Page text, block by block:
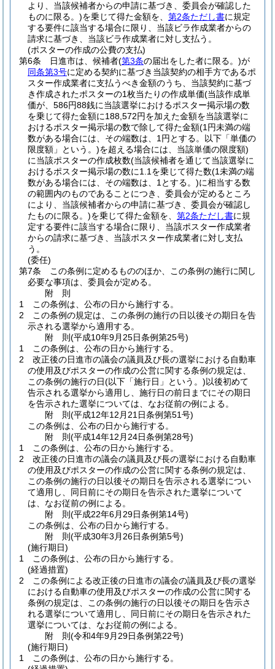
より、当該候補者からの申請に基づき、委員会が確認した
ものに限る。)を乗じて得た金額を、 第2条ただし書に規定
する要件に該当する場合に限り、当該ビラ作成業者からの
請求に基づき、当該ビラ作成業者に対し支払う。
(ポスターの作成の公費の支払)
第6条
日進市は、候補者(第3条の届出をした者に限る。)が
同条第3号に定める契約に基づき当該契約の相手方であるポ
スター作成業者に支払うべき金額のうち、当該契約に基づ
き作成されたポスターの1枚当たりの作成単価(当該作成単
価が、586円88銭に当該選挙におけるポスター掲示場の数
を乗じて得た金額に188,572円を加えた金額を当該選挙に
おけるポスター掲示場の数で除して得た金額(1円未満の端
数がある場合には、その端数は、1円とする。以下「単価の
限度額」という。)を超える場合には、当該単価の限度額)
に当該ポスターの作成枚数(当該候補者を通じて当該選挙に
おけるポスター掲示場の数に1.1を乗じて得た数(1未満の端
数がある場合には、その端数は、1とする。)に相当する数
の範囲内のものであることにつき、委員会が定めるところ
により、当該候補者からの申請に基づき、委員会が確認し
たものに限る。)を乗じて得た金額を、 第2条ただし書に規
定する要件に該当する場合に限り、当該ポスター作成業者
からの請求に基づき、当該ポスター作成業者に対し支払
う。
(委任)
第7条
この条例に定めるもののほか、この条例の施行に関し
必要な事項は、委員会が定める。
附 則
1
この条例は、公布の日から施行する。
2
この条例の規定は、この条例の施行の日以後その期日を告
示される選挙から適用する。
附 則(平成10年9月25日条例第25号)
1
この条例は、公布の日から施行する。
2
改正後の日進市の議会の議員及び長の選挙における自動車
の使用及びポスターの作成の公営に関する条例の規定は、
この条例の施行の日(以下「施行日」という。)以後初めて
告示される選挙から適用し、施行日の前日までにその期日
を告示された選挙については、なお従前の例による。
附 則(平成12年12月21日条例第51号)
この条例は、公布の日から施行する。
附 則(平成14年12月24日条例第28号)
1
この条例は、公布の日から施行する。
2
改正後の日進市の議会の議員及び長の選挙における自動車
の使用及びポスターの作成の公営に関する条例の規定は、
この条例の施行の日以後その期日を告示される選挙につい
て適用し、同日前にその期日を告示された選挙について
は、なお従前の例による。
附 則(平成22年6月29日条例第14号)
この条例は、公布の日から施行する。
附 則(平成30年3月26日条例第5号)
(施行期日)
1
この条例は、公布の日から施行する。
(経過措置)
2
この条例による改正後の日進市の議会の議員及び長の選挙
における自動車の使用及びポスターの作成の公営に関する
条例の規定は、この条例の施行の日以後その期日を告示さ
れる選挙について適用し、同日前にその期日を告示された
選挙については、なお従前の例による。
附 則(令和4年9月29日条例第22号)
(施行期日)
1
この条例は、公布の日から施行する。